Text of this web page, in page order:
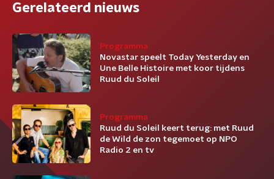
Gerelateerd nieuws
Programma
Novastar speelt Today Yesterday en
Une Belle Histoire met koor tijdens
Ruud du Soleil
Programma
Ruud du Soleil keert terug: met Ruud
de Wild de zon tegemoet op NPO
Radio 2 en tv